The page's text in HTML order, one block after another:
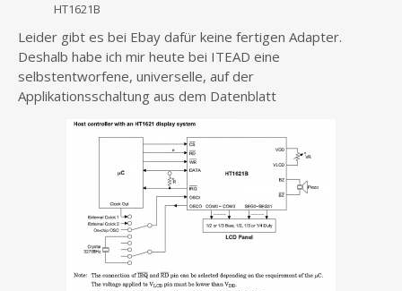
HT1621B
Leider gibt es bei Ebay dafür keine fertigen Adapter.
Deshalb habe ich mir heute bei ITEAD eine
selbstentworfene, universelle, auf der
Applikationsschaltung aus dem Datenblatt